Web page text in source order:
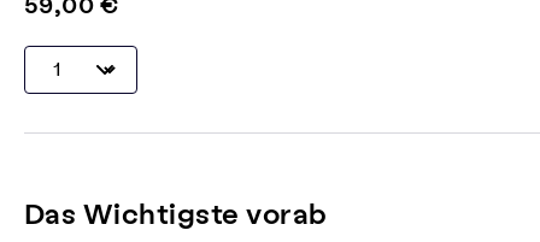
Das Wichtigste vorab